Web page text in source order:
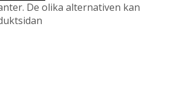
De olika alternativen kan